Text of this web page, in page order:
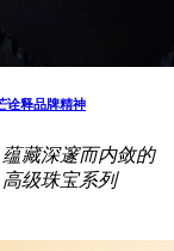
诠释品牌精神
藏深邃而内敛的
级珠宝系列